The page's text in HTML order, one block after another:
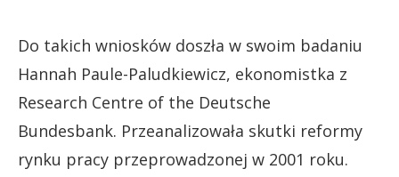
Do takich wniosków doszła w swoim badaniu
Hannah Paule-Paludkiewicz, ekonomistka z
Research Centre of the Deutsche
Bundesbank. Przeanalizowała skutki reformy
rynku pracy przeprowadzonej w 2001 roku.